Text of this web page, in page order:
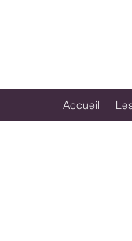
Accueil